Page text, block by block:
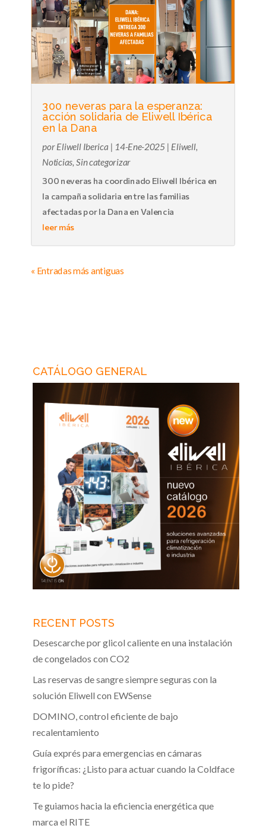
300 neveras para la esperanza:
acción solidaria de Eliwell Ibérica
en la Dana
porEliwell Iberica | 14-Ene-2025| Eliwell,
Noticias, Sin categorizar
300 neveras ha coordinado Eliwell Ibérica en
la campaña solidaria entre las familias
afectadas por la Dana en Valencia
leer más
« Entradas más antiguas
CATÁLOGO GENERAL
RECENT POSTS
Desescarche por glicol caliente en una instalación
de congelados con CO2
Las reservas de sangre siempre seguras con la
solución Eliwell con EWSense
DOMINO, control eficiente de bajo
recalentamiento
Guía exprés para emergencias en cámaras
frigoríficas: ¿Listo para actuar cuando la Coldface
te lo pide?
Te guiamos hacia la eficiencia energética que
marca el RITE